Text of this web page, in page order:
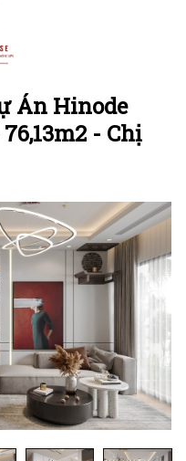
Án Hinode
- Chị